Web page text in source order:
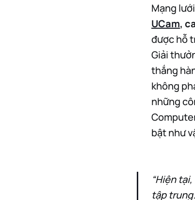
Mạng
UCam,
được hỗ
Giải
thắng
không
những
bật như
“Hiện
tập